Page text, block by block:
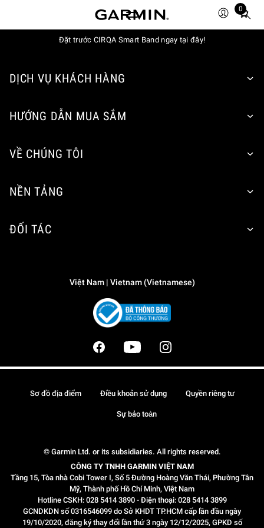
0
Total
Đặt trước CIRQA Smart Band ngay tại đây!
DỊCH VỤ KHÁCH HÀNG
HƯỚNG DẪN MUA SẮM
VỀ CHÚNG TÔI
NỀN TẢNG
ĐỐI TÁC
Việt Nam | Vietnam (Vietnamese)
© Garmin Ltd. or its subsidiaries. All rights reserved.
CÔNG TY TNHH GARMIN VIỆT NAM
Tầng 15, Tòa nhà Cobi Tower I, Số 5 Đường Hoàng Văn Thái, Phường Tân
Mỹ, Thành phố Hồ Chí Minh, Việt Nam
Hotline CSKH: 028 5414 3890 - Điện thoại: 028 5414 3899
GCNDKDN số 0316546099 do Sở KHDT TP.HCM cấp lần đầu ngày
19/10/2020, đăng ký thay đổi lần thứ 3 ngày 12/12/2025, GPKD số
Sơ đồ địa điểm Điều khoản sử dụng Quyền riêng tư
Sự bảo toàn